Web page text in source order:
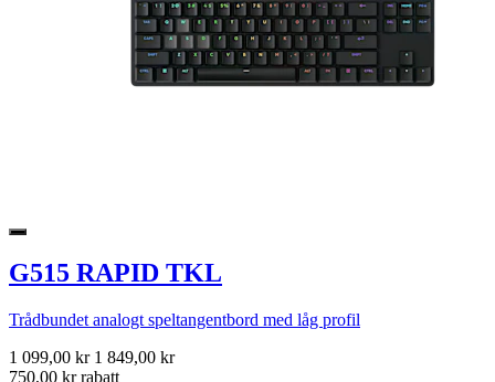
G515 RAPID TKL
Trådbundet analogt speltangentbord med låg profil
1 099,00 kr 1 849,00 kr
750,00 kr rabatt